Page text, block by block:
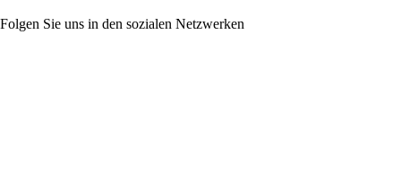
Folgen Sie uns in den sozialen Netzwerken